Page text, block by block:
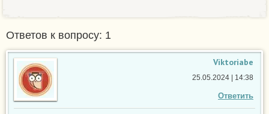
Ответов к вопросу: 1
Viktoriabe
Ответить
25.05.2024 | 14:38